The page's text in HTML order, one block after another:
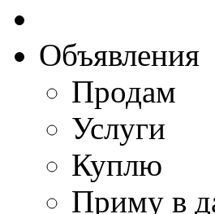
Объявления
Продам
Услуги
Куплю
Приму в